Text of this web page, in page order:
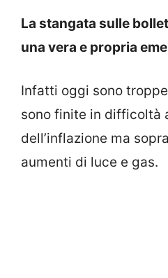
La stangata sulle
una vera e propria
Infatti oggi sono
sono finite in difficoltà
dell’inflazione ma
aumenti di luce e gas.